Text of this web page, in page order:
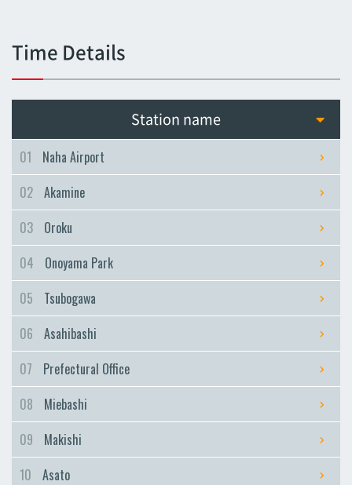
Asato
Naha City Hospital
Asahibashi
Prefectural Office
Miebashi
Omoromachi
Gibo
Time Details
Station name
01
Naha Airport
02 Akamine
03
Oroku
04
Onoyama Park
05
Tsubogawa
06
Asahibashi
07
Prefectural Office
08
Miebashi
09
Makishi
10
Asato